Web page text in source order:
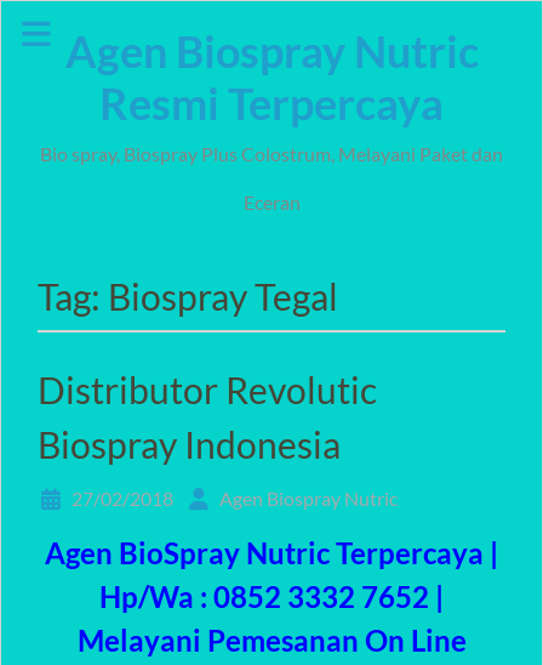
Agen Biospray Nutric
Resmi Terpercaya
Bio spray, Biospray Plus Colostrum, Melayani Paket dan
Eceran
Tag: Biospray Tegal
Distributor Revolutic
Biospray Indonesia
27/02/2018 Agen Biospray Nutric
Agen BioSpray Nutric Terpercaya |
Hp/Wa : 0852 3332 7652 |
Melayani Pemesanan On Line